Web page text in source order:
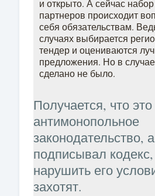
и открыто. А сейчас
партнеров происходит
себя обязательствам.
случаях выбирается
тендер и оцениваются
предложения. Но в случае
сделано не было.
Получается, что
антимонопольное
законодательство,
подписывал
нарушить его
захотят.